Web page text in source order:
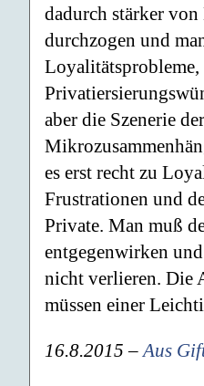
dadurch stärker
durchzogen und
aber die Szenerie der
es erst recht zu
Frustrationen und
Private. Man muß
entgegenwirken
nicht verlieren. Die
müssen einer
16.8.2015 –Aus